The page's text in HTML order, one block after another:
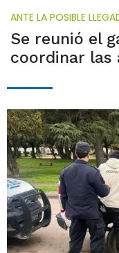
ANTE LA POSIBLE
Se reunió el
coordinar las